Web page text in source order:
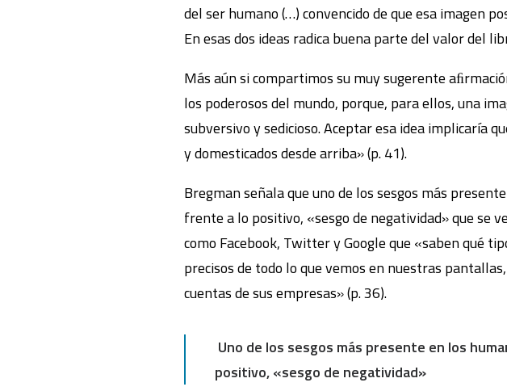
del ser humano (…) convencido de que esa imagen
En esas dos ideas radica buena parte del valor del
Más aún si compartimos su muy sugerente
los poderosos del mundo, porque, para ellos, una
subversivo y sedicioso. Aceptar esa idea implicaría
y domesticados desde arriba» (p. 41).
Bregman señala que uno de los sesgos más
frente a lo positivo, «sesgo de negatividad» que se
como Facebook, Twitter y Google que «saben qué
precisos de todo lo que vemos en nuestras
cuentas de sus empresas» (p. 36).
Uno de los sesgos más presente en los
positivo, «sesgo de negatividad»